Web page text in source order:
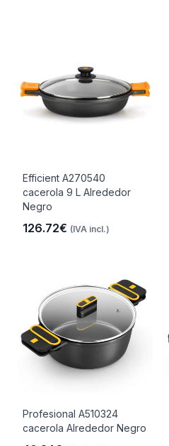
Efficient A270540
cacerola 9 L Alrededor
Negro
126.72€ (IVA incl.)
Profesional A510324
cacerola Alrededor Negro